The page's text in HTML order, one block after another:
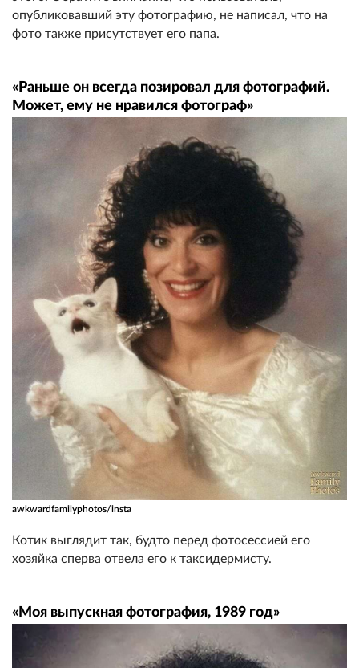
опубликовавший эту фотографию, не написал, что на
фото также присутствует его папа.
«Раньше он всегда позировал для фотографий.
Может, ему не нравился фотограф»
awkwardfamilyphotos/insta
Котик выглядит так, будто перед фотосессией его
хозяйка сперва отвела его к таксидермисту.
«Моя выпускная фотография, 1989 год»